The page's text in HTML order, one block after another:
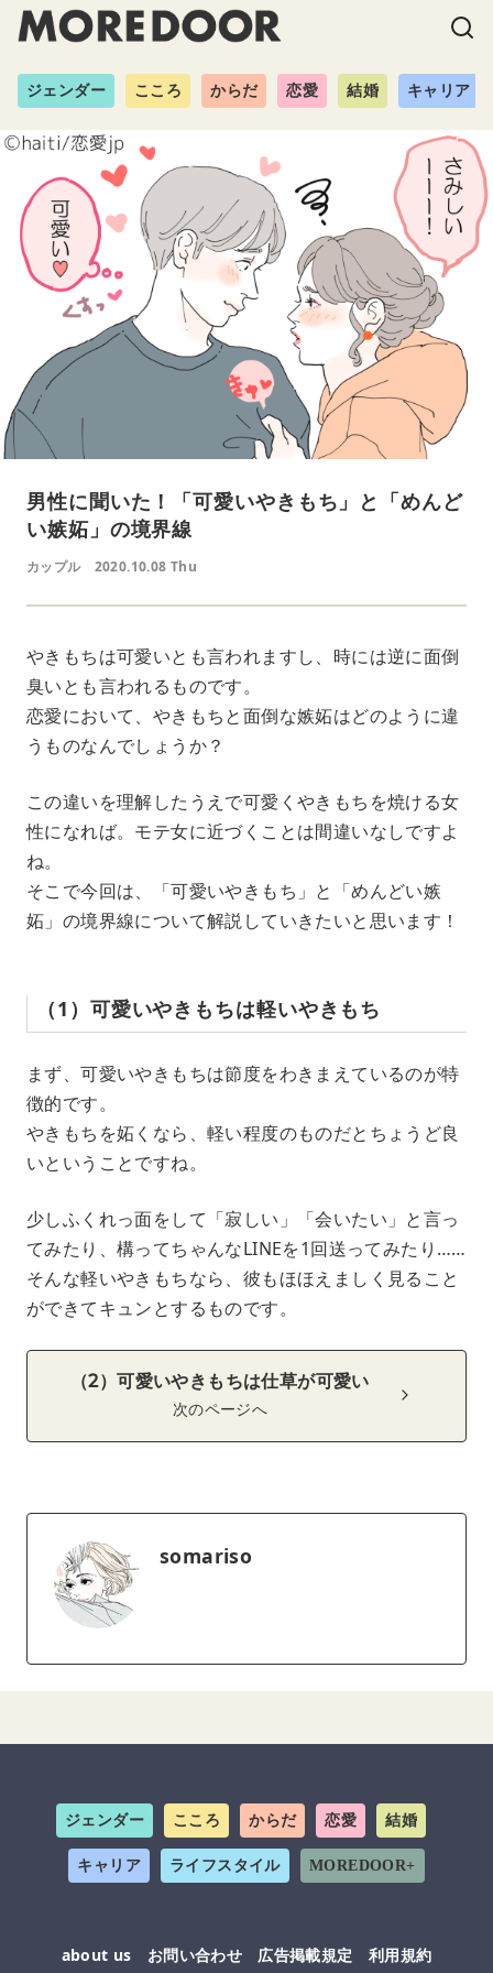
ジェンダー こころ からだ 恋愛 結婚 キャリア
男性に聞いた！「可愛いやきもち」と「めんど
い嫉妬」の境界線
カップル 2020.10.08 Thu
やきもちは可愛いとも言われますし、時には逆に面倒
臭いとも言われるものです。
恋愛において、やきもちと面倒な嫉妬はどのように違
うものなんでしょうか？
この違いを理解したうえで可愛くやきもちを焼ける女
性になれば。モテ女に近づくことは間違いなしですよ
ね。
そこで今回は、「可愛いやきもち」と「めんどい嫉
妬」の境界線について解説していきたいと思います！
（1）可愛いやきもちは軽いやきもち
まず、可愛いやきもちは節度をわきまえているのが特
徴的です。
やきもちを妬くなら、軽い程度のものだとちょうど良
いということですね。
少しふくれっ面をして「寂しい」「会いたい」と言っ
てみたり、構ってちゃんなLINEを1回送ってみたり……
そんな軽いやきもちなら、彼もほほえましく見ること
ができてキュンとするものです。
（2）可愛いやきもちは仕草が可愛い
次のページへ
somariso
ジェンダー こころ からだ 恋愛 結婚
キャリア ライフスタイル MOREDOOR+
about us お問い合わせ 広告掲載規定 利用規約